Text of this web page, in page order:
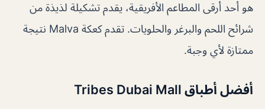
هو أحد أرقى المطاعم الأفريقية، يقدم تشكيلة لذيذة من
شرائح اللحم والبرغر والحلويات. تقدم كعكة Malva نتيجة
ممتازة لأي وجبة.
أفضل أطباق Tribes Dubai Mall